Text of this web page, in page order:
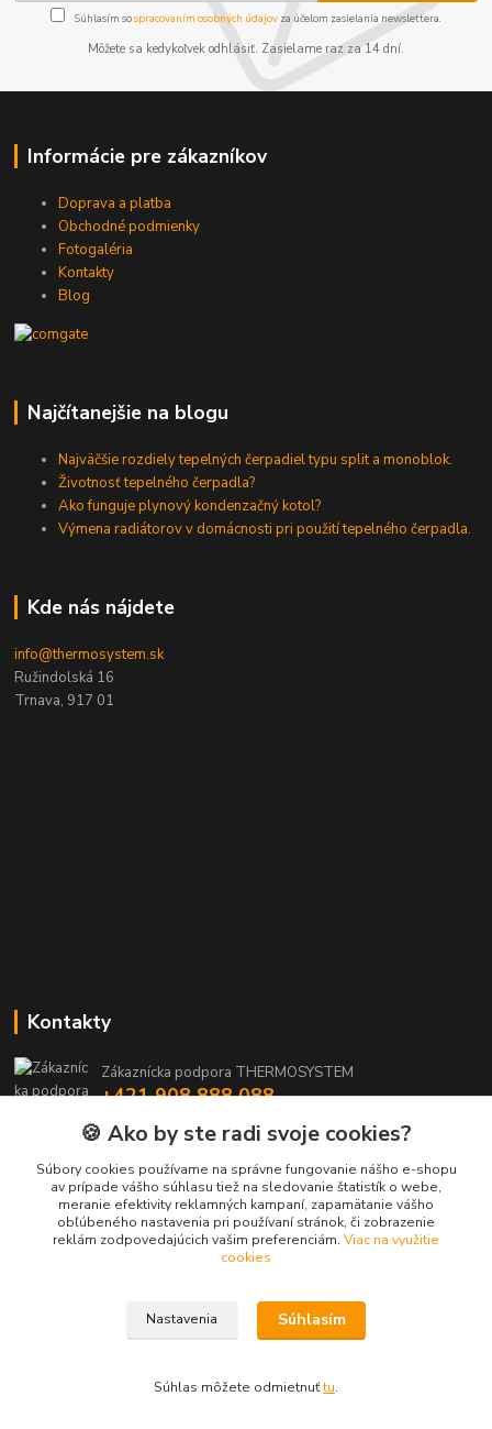
Súhlasím sospracovaním osobných údajov za účelom zasielania newslettera.
Môžete sa kedykoľvek odhlásiť. Zasielame raz za 14 dní.
Informácie pre zákazníkov
Doprava a platba
Obchodné podmienky
Fotogaléria
Kontakty
Blog
Najčítanejšie na blogu
Najväčšie rozdiely tepelných čerpadiel typu split a monoblok.
Životnosť tepelného čerpadla?
Ako funguje plynový kondenzačný kotol?
Výmena radiátorov v domácnosti pri použití tepelného čerpadla.
Kde nás nájdete
info@thermosystem.sk
Ružindolská 16
Trnava, 917 01
Kontakty
Zákaznícka podpora THERMOSYSTEM
+421 908 888 088
maros.stetina@geotherm.sk
Upravit sběr cookies.
Vytvorené na Eshop-rychlo.sk
🍪 Ako by ste radi svoje cookies?
Súbory cookies používame na správne fungovanie nášho e-shopu
av prípade vášho súhlasu tiež na sledovanie štatistík o webe,
meranie efektivity reklamných kampaní, zapamätanie vášho
obľúbeného nastavenia pri používaní stránok, či zobrazenie
reklám zodpovedajúcich vašim preferenciám. Viac na využitie
cookies
Nastavenia Súhlasím
Súhlas môžete odmietnuťtu.